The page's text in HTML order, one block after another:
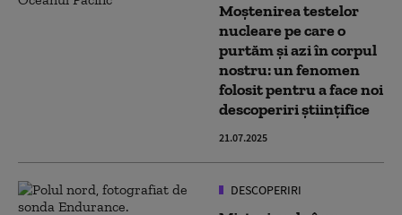
Moștenirea testelor
nucleare pe care o
purtăm și azi în corpul
nostru: un fenomen
folosit pentru a face noi
descoperiri științifice
21.07.2025
DESCOPERIRI